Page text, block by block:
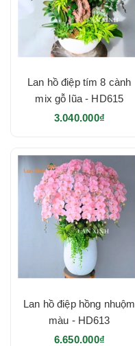
Lan hồ điệp tím 8 cành
mix gỗ lũa - HD615
3.040.000₫
Lan hồ điệp hồng nhuộm
màu - HD613
6.650.000₫